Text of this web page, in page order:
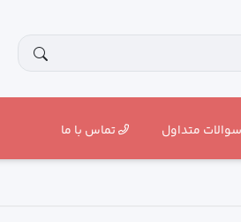
سوالات متداول تماس با ما